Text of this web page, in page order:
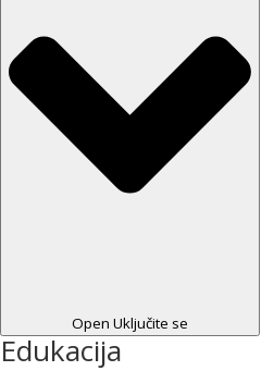
Open Uključite se
Edukacija